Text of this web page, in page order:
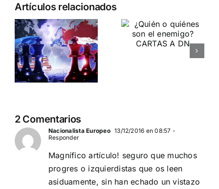
Artículos relacionados
¿Quién o
quiénes
son el
enemigo?
CARTAS A DN
ETA
política.
10 años del falso sin de
2 Comentarios
Nacionalista Europeo 13/12/2016 en 08:57 -
Responder
Magnífico artículo! seguro que muchos
progres o izquierdistas que os leen
asiduamente, sin han echado un vistazo